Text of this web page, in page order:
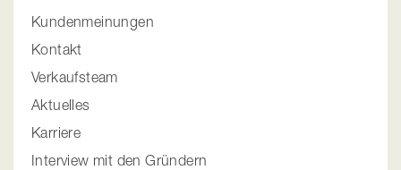
Kundenmeinungen
Kontakt
Verkaufsteam
Aktuelles
Karriere
Interview mit den Gründern